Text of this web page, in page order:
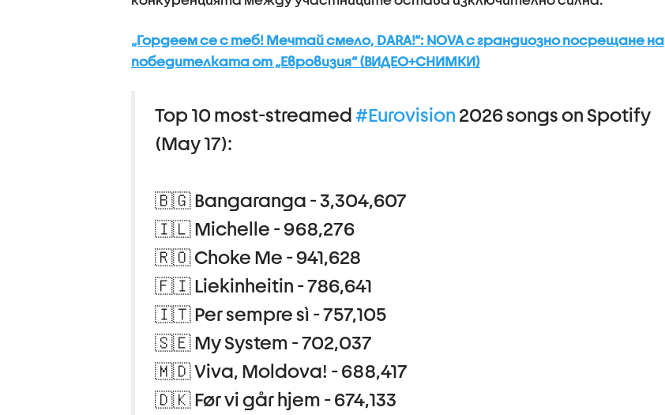
„Гордеем се с теб! Мечтай смело, DARA!“: NOVA с грандиозно посрещане на
победителката от „Евровизия“ (ВИДЕО+СНИМКИ)
Top 10 most-streamed #Eurovision 2026 songs on Spotify
(May 17):
🇧🇬 Bangaranga - 3,304,607
🇮🇱 Michelle - 968,276
🇷🇴 Choke Me - 941,628
🇫🇮 Liekinheitin - 786,641
🇮🇹 Per sempre sì - 757,105
🇸🇪 My System - 702,037
🇲🇩 Viva, Moldova! - 688,417
🇩🇰 Før vi går hjem - 674,133